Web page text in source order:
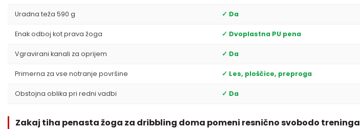
Uradna teža 590 g ✓ Da
Enak odboj kot prava žoga ✓ Dvoplastna PU pena
Vgravirani kanali za oprijem ✓ Da
Primerna za vse notranje površine ✓ Les, ploščice, preproga
Obstojna oblika pri redni vadbi ✓ Da
Zakaj tiha penasta žoga za dribbling doma pomeni resnično svobodo treninga